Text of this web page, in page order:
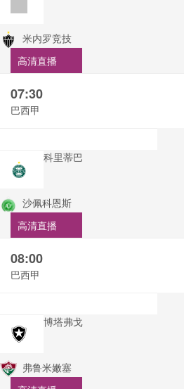
米内罗竞技
高清直播
07:30
巴西甲
科里蒂巴
沙佩科恩斯
高清直播
08:00
巴西甲
博塔弗戈
弗鲁米嫩塞